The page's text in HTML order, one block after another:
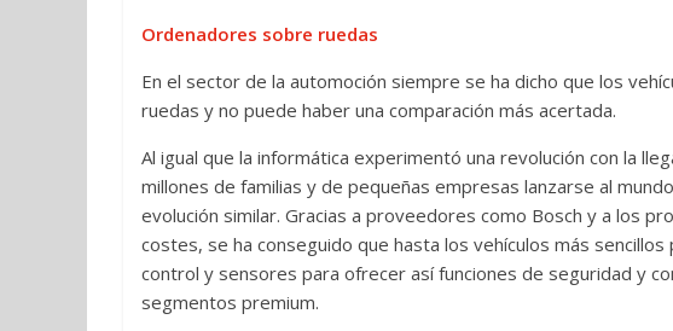
Ordenadores sobre ruedas
En el sector de la automoción siempre se ha dicho que los
ruedas y no puede haber una comparación más acertada.
Al igual que la informática experimentó una revolución con la
millones de familias y de pequeñas empresas lanzarse al
evolución similar. Gracias a proveedores como Bosch y a los
costes, se ha conseguido que hasta los vehículos más
control y sensores para ofrecer así funciones de seguridad y
segmentos premium.